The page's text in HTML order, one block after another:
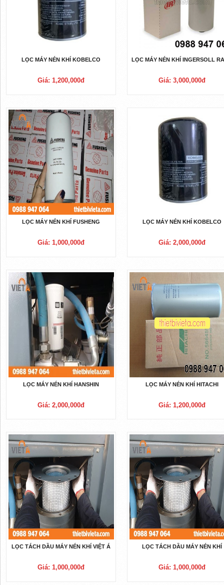
LỌC MÁY NÉN KHÍ KOBELCO
Giá: 1,200,000đ
LỌC MÁY NÉN KHÍ INGERSOLL
Giá: 3,000,000đ
LỌC MÁY NÉN KHÍ FUSHENG
Giá: 1,000,000đ
LỌC MÁY NÉN KHÍ KOBELCO
Giá: 2,000,000đ
LỌC MÁY NÉN KHÍ HANSHIN
Giá: 2,000,000đ
LỌC MÁY NÉN KHÍ HITACHI
Giá: 1,200,000đ
LỌC TÁCH DẦU MÁY NÉN KHÍ VIỆT Á
Giá: 1,000,000đ
LỌC TÁCH DẦU MÁY NÉN KHÍ
Giá: 1,000,000đ